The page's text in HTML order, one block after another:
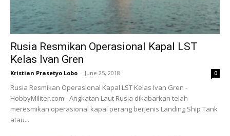
Rusia Resmikan Operasional Kapal LST
Kelas Ivan Gren
Kristian Prasetyo Lobo - June 25, 2018 0
Rusia Resmikan Operasional Kapal LST Kelas Ivan Gren -
HobbyMiliter.com - Angkatan Laut Rusia dikabarkan telah
meresmikan operasional kapal perang berjenis Landing Ship Tank
atau...